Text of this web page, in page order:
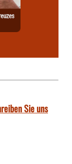
Sie uns